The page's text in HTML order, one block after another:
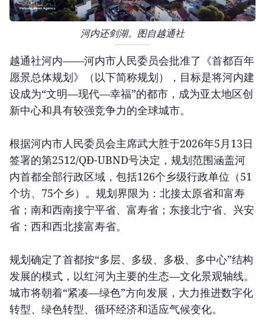
河内还剑湖。图自越通社
越通社河内——河内市人民委员会批准了《首都百年
愿景总体规划》（以下简称规划），目标是将河内建
设成为“文明—现代—幸福”的都市，成为亚太地区创
新中心和具有较强竞争力的全球城市。
根据河内市人民委员会主席武大胜于2026年5月13日
签署的第2512/QĐ-UBND号决定，规划范围涵盖河
内首都全部行政区域，包括126个乡级行政单位（51
个坊、75个乡）。规划界限为：北接太原省和富寿
省；南和西南接宁平省、富寿省；东接北宁省、兴安
省；西和西北接富寿省。
规划确定了首都按“多层、多级、多极、多中心”结构
发展的模式，以红河为主要的生态—文化景观轴线。
城市将朝着“紧凑—绿色”方向发展，大力推进数字化
转型、绿色转型、循环经济和适应气候变化。